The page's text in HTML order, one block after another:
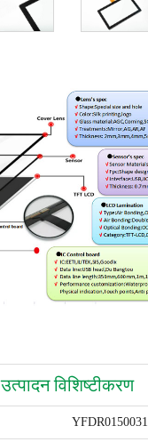
उत्पादन विशिष्टीकरण
YFDR0150031